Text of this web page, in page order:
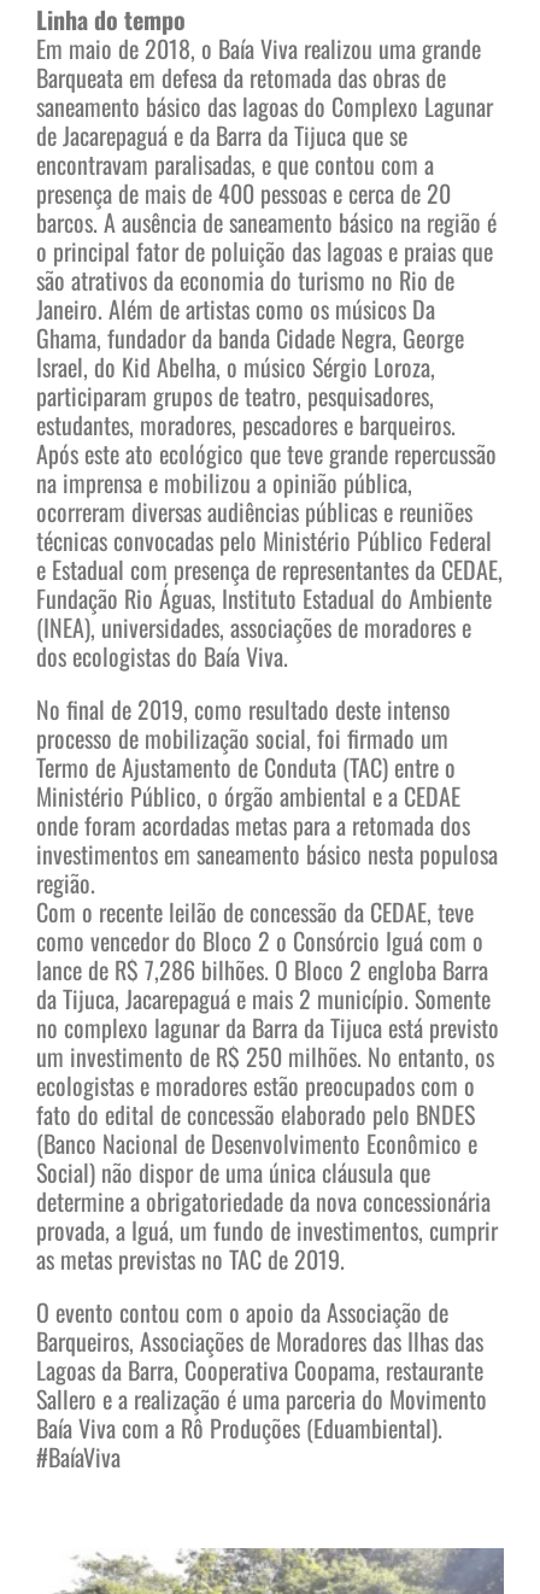
Linha do tempo
Em maio de 2018, o Baía Viva realizou uma grande
Barqueata em defesa da retomada das obras de
saneamento básico das lagoas do Complexo Lagunar
de Jacarepaguá e da Barra da Tijuca que se
encontravam paralisadas, e que contou com a
presença de mais de 400 pessoas e cerca de 20
barcos. A ausência de saneamento básico na região é
o principal fator de poluição das lagoas e praias que
são atrativos da economia do turismo no Rio de
Janeiro. Além de artistas como os músicos Da
Ghama, fundador da banda Cidade Negra, George
Israel, do Kid Abelha, o músico Sérgio Loroza,
participaram grupos de teatro, pesquisadores,
estudantes, moradores, pescadores e barqueiros.
Após este ato ecológico que teve grande repercussão
na imprensa e mobilizou a opinião pública,
ocorreram diversas audiências públicas e reuniões
técnicas convocadas pelo Ministério Público Federal
e Estadual com presença de representantes da CEDAE,
Fundação Rio Águas, Instituto Estadual do Ambiente
(INEA), universidades, associações de moradores e
dos ecologistas do Baía Viva.
No final de 2019, como resultado deste intenso
processo de mobilização social, foi firmado um
Termo de Ajustamento de Conduta (TAC) entre o
Ministério Público, o órgão ambiental e a CEDAE
onde foram acordadas metas para a retomada dos
investimentos em saneamento básico nesta populosa
região.
Com o recente leilão de concessão da CEDAE, teve
como vencedor do Bloco 2 o Consórcio Iguá com o
lance de R$ 7,286 bilhões. O Bloco 2 engloba Barra
da Tijuca, Jacarepaguá e mais 2 município. Somente
no complexo lagunar da Barra da Tijuca está previsto
um investimento de R$ 250 milhões. No entanto, os
ecologistas e moradores estão preocupados com o
fato do edital de concessão elaborado pelo BNDES
(Banco Nacional de Desenvolvimento Econômico e
Social) não dispor de uma única cláusula que
determine a obrigatoriedade da nova concessionária
provada, a Iguá, um fundo de investimentos, cumprir
as metas previstas no TAC de 2019.
O evento contou com o apoio da Associação de
Barqueiros, Associações de Moradores das Ilhas das
Lagoas da Barra, Cooperativa Coopama, restaurante
Sallero e a realização é uma parceria do Movimento
Baía Viva com a Rô Produções (Eduambiental).
#BaíaViva